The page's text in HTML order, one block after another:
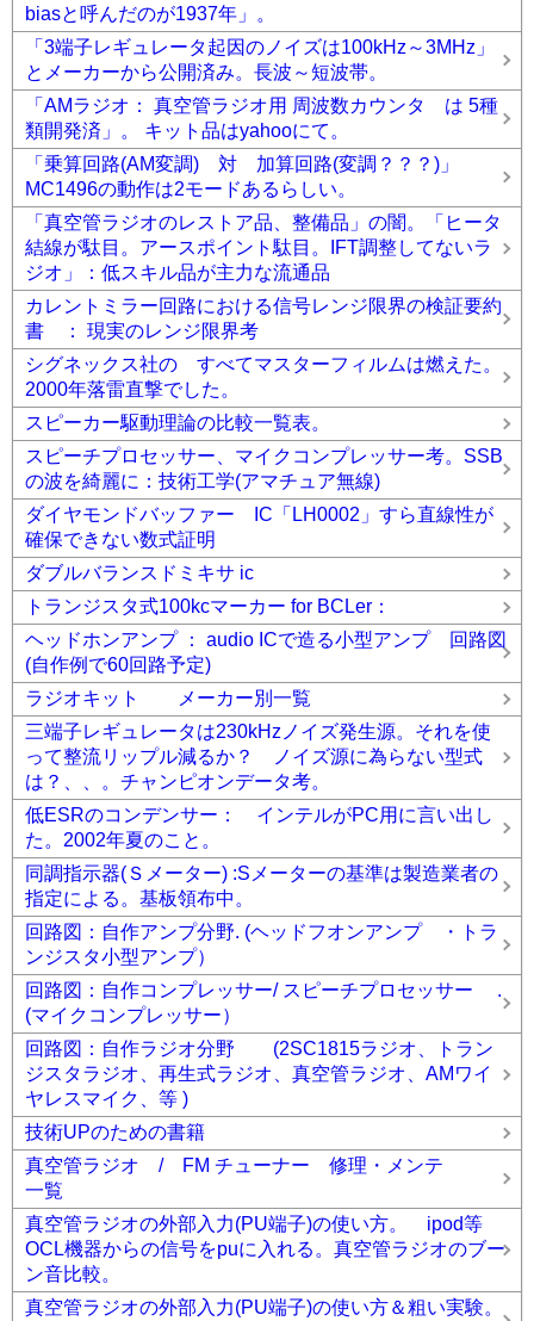
biasと呼んだのが1937年」。
「3端子レギュレータ起因のノイズは100kHz～3MHz」
とメーカーから公開済み。長波～短波帯。
「AMラジオ： 真空管ラジオ用 周波数カウンタ は 5種
類開発済」。 キット品はyahooにて。
「乗算回路(AM変調) 対 加算回路(変調？？？)」
MC1496の動作は2モードあるらしい。
「真空管ラジオのレストア品、整備品」の闇。「ヒータ
結線が駄目。アースポイント駄目。IFT調整してないラ
ジオ」：低スキル品が主力な流通品
カレントミラー回路における信号レンジ限界の検証要約
書 ： 現実のレンジ限界考
シグネックス社の すべてマスターフィルムは燃えた。
2000年落雷直撃でした。
スピーカー駆動理論の比較一覧表。
スピーチプロセッサー、マイクコンプレッサー考。SSB
の波を綺麗に：技術工学(アマチュア無線)
ダイヤモンドバッファー IC「LH0002」すら直線性が
確保できない数式証明
ダブルバランスドミキサ ic
トランジスタ式100kcマーカー for BCLer：
ヘッドホンアンプ ： audio ICで造る小型アンプ 回路図
(自作例で60回路予定)
ラジオキット メーカー別一覧
三端子レギュレータは230kHzノイズ発生源。それを使
って整流リップル減るか？ ノイズ源に為らない型式
は？、、。チャンピオンデータ考。
低ESRのコンデンサー： インテルがPC用に言い出し
た。2002年夏のこと。
同調指示器(Ｓメーター) :Sメーターの基準は製造業者の
指定による。基板領布中。
回路図：自作アンプ分野. (ヘッドフオンアンプ ・トラ
ンジスタ小型アンプ）
回路図：自作コンプレッサー/ スピーチプロセッサー .
(マイクコンプレッサー）
回路図：自作ラジオ分野 (2SC1815ラジオ、トラン
ジスタラジオ、再生式ラジオ、真空管ラジオ、AMワイ
ヤレスマイク、等 )
技術UPのための書籍
真空管ラジオ / FM チューナー 修理・メンテ
一覧
真空管ラジオの外部入力(PU端子)の使い方。 ipod等
OCL機器からの信号をpuに入れる。真空管ラジオのブー
ン音比較。
真空管ラジオの外部入力(PU端子)の使い方＆粗い実験。